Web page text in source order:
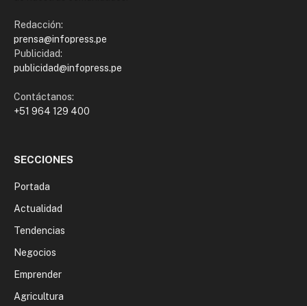
Redacción:
prensa@infopress.pe
Publicidad:
publicidad@infopress.pe
Contáctanos:
+51 964 129 400
SECCIONES
Portada
Actualidad
Tendencias
Negocios
Emprender
Agricultura